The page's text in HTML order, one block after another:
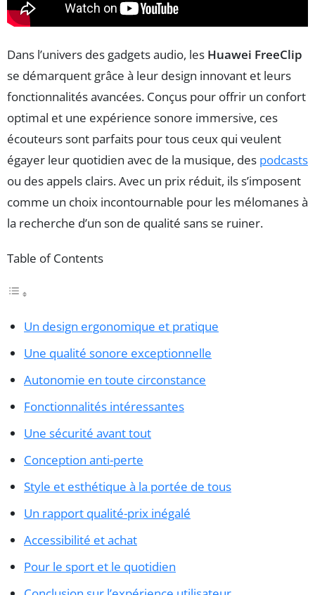
Dans l’univers des gadgets audio, les Huawei FreeClip
se démarquent grâce à leur design innovant et leurs
fonctionnalités avancées. Conçus pour offrir un confort
optimal et une expérience sonore immersive, ces
écouteurs sont parfaits pour tous ceux qui veulent
égayer leur quotidien avec de la musique, des podcasts
ou des appels clairs. Avec un prix réduit, ils s’imposent
comme un choix incontournable pour les mélomanes à
la recherche d’un son de qualité sans se ruiner.
Table of Contents
Un design ergonomique et pratique
Une qualité sonore exceptionnelle
Autonomie en toute circonstance
Fonctionnalités intéressantes
Une sécurité avant tout
Conception anti-perte
Style et esthétique à la portée de tous
Un rapport qualité-prix inégalé
Accessibilité et achat
Pour le sport et le quotidien